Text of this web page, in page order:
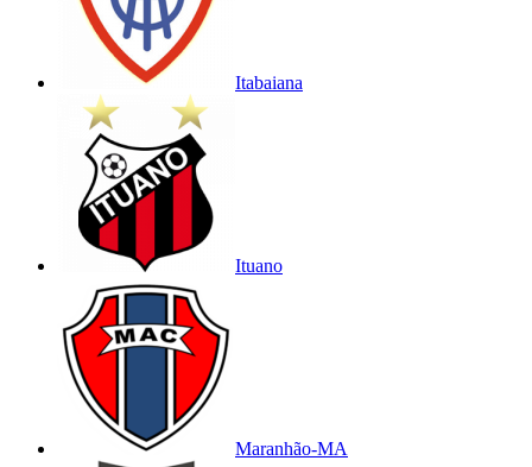
Itabaiana
Ituano
Maranhão-MA